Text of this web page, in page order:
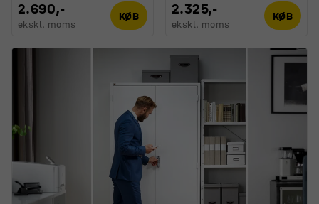
2.690,-
ekskl. moms
KØB 2.325,-
ekskl. moms
KØB